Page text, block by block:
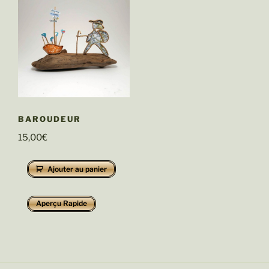
BAROUDEUR
15,00€
Ajouter au panier
Aperçu Rapide